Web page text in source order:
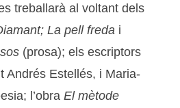
treballarà al voltant dels
La pell freda i
(prosa); els escriptors
Andrés Estellés, i Maria-
l’obraEl mètode